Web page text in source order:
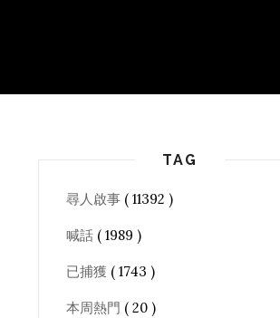
TAG
尋人啟事 ( 11392 )
喊話 ( 1989 )
已捕獲 ( 1743 )
本周熱門 ( 20 )